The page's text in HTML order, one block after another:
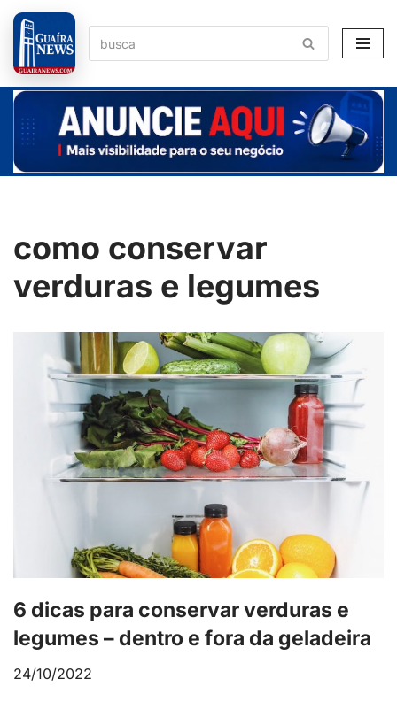
Pular
para
o
conteúdo
como conservar
verduras e legumes
6 dicas para conservar verduras e
legumes – dentro e fora da geladeira
24/10/2022